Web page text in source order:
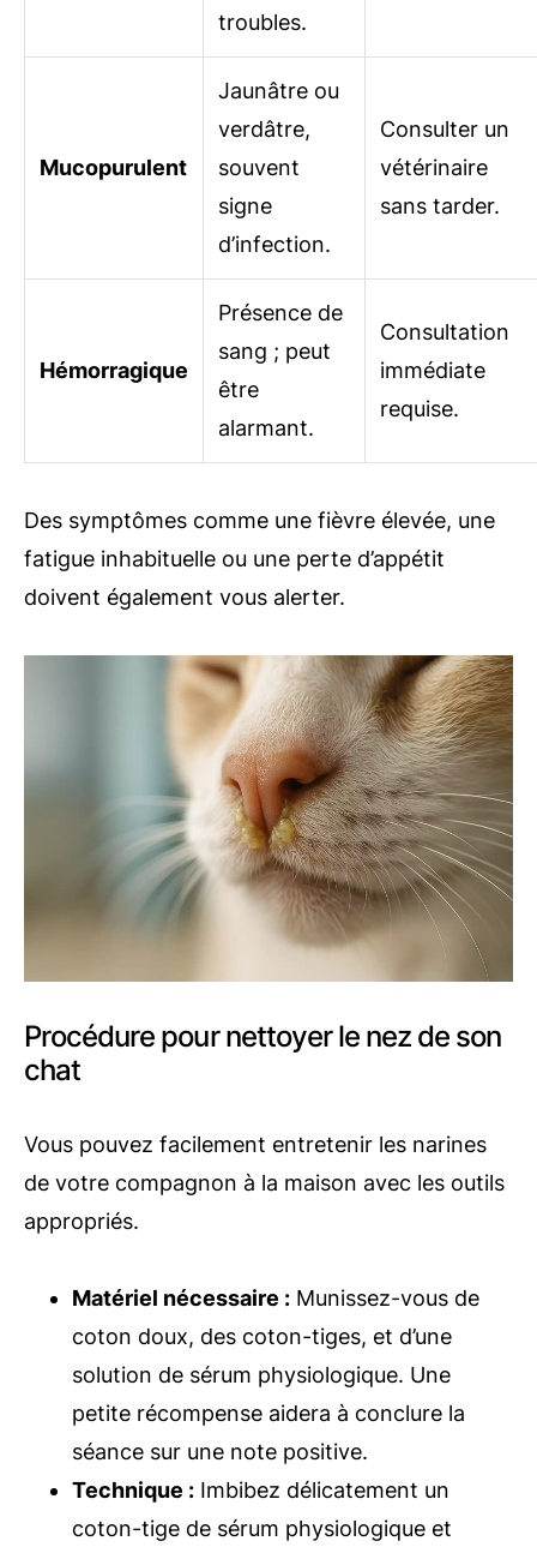
troubles.
Mucopurulent
Jaunâtre ou
verdâtre,
souvent
signe
d’infection.
Consulter un
vétérinaire
sans tarder.
Hémorragique
Présence de
sang ; peut
être
alarmant.
Consultation
immédiate
requise.
Des symptômes comme une fièvre élevée, une
fatigue inhabituelle ou une perte d’appétit
doivent également vous alerter.
Procédure pour nettoyer le nez de son
chat
Vous pouvez facilement entretenir les narines
de votre compagnon à la maison avec les outils
appropriés.
Matériel nécessaire : Munissez-vous de
coton doux, des coton-tiges, et d’une
solution de sérum physiologique. Une
petite récompense aidera à conclure la
séance sur une note positive.
Technique : Imbibez délicatement un
coton-tige de sérum physiologique et